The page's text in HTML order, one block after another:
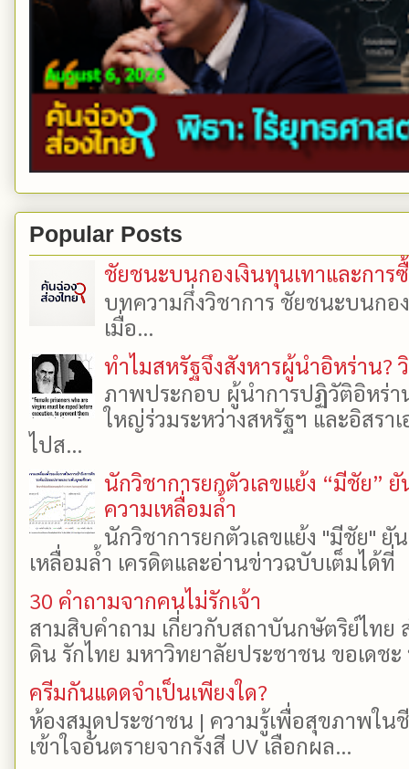
Popular Posts
ชัยชนะบนกองเงินทุนเทาและการ
บทความกึ่งวิชาการ ชัยชนะบนกอ
เมื่อ...
ทำไมสหรัฐจึงสังหารผู้นำอิหร่าน?
ภาพประกอบ ผู้นำการปฏิวัติอิหร่า
ใหญ่ร่วมระหว่างสหรัฐฯ และอิสรา
ไปส...
นักวิชาการยกตัวเลขแย้ง “มีชัย”
ความเหลื่อมล้ำ
นักวิชาการยกตัวเลขแย้ง "มีชัย"
เหลื่อมล้ำ เครดิตและอ่านข่าวฉบับเต็มได้
30 คำถามจากคนไม่รักเจ้า
สามสิบคำถาม เกี่ยวกับสถาบันกษัตริย์ไทย
ดิน รักไทย มหาวิทยาลัยประชาชน ขอเดช
ครีมกันแดดจำเป็นเพียงใด?
ห้องสมุดประชาชน | ความรู้เพื่อสุขภาพใน
เข้าใจอันตรายจากรังสี UV เลือกผล...